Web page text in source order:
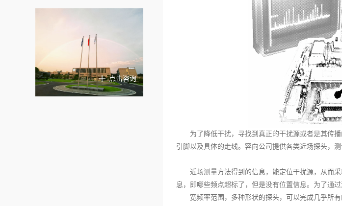
点击咨询
为了降低干扰，寻找到真正的干扰源或者是其传
引脚以及具体的走线。容向公司提供各类近场探头，
近场测量方法得到的信息，能定位干扰源，从而
息，即哪些频点超标了，但是没有位置信息。为了通
宽频率范围，多种形状的探头，可以完成几乎所有